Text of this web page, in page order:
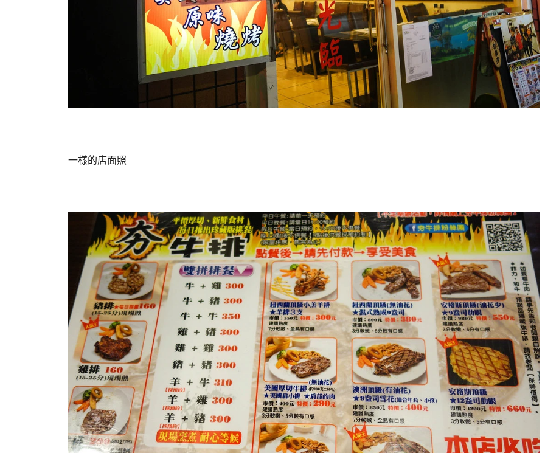
一樣的店面照